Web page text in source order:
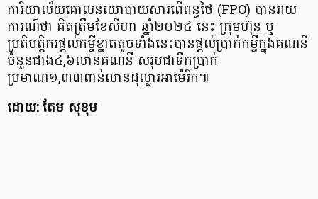
ការិយាល័យគោលនយោបាយសារពើពន្ធថៃ (FPO) បានរាយ
ការណ៍ថា គិតត្រឹមខែសីហា ឆ្នាំ២០២៤ នេះ ក្រុមហ៊ុន ឬ
ប្រតិបត្តិករផ្ដល់កម្ចីខ្នាតតូចទាំងនេះបានផ្តល់ប្រាក់កម្ចីក្នុងគណនី
ចំនួនជាង៤,៦លានគណនី សរុបជាទឹកប្រាក់
ប្រមាណ១,៣៣ពាន់លានដុល្លារអាម៉េរិក៕
ដោយ: តែម សុខុម